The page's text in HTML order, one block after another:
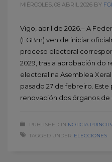
MIÉRCOLES, 08 ABRIL 2026 BY
Vigo, abril de 2026.– A
(FGBm) ven de iniciar
proceso electoral
2029, tras a aprobación do
electoral na Asemblea
pasado 27 de febreiro.
renovación dos órganos
PUBLISHED IN NOTICIA
TAGGED UNDER: ELECCIONES